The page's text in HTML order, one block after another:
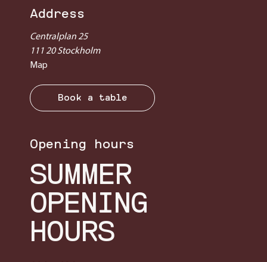
Opening hours
SUMMER
OPENING
HOURS
Address
Centralplan 25
111 20 Stockholm
Map
Book a table